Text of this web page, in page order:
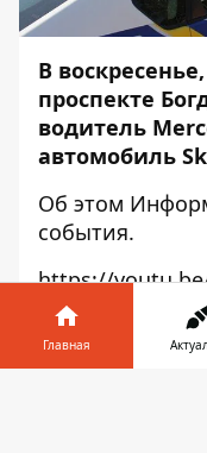
В
проспекте
водитель
автомобиль
Об этом
события.
https://
"Мы
метров до
Главная